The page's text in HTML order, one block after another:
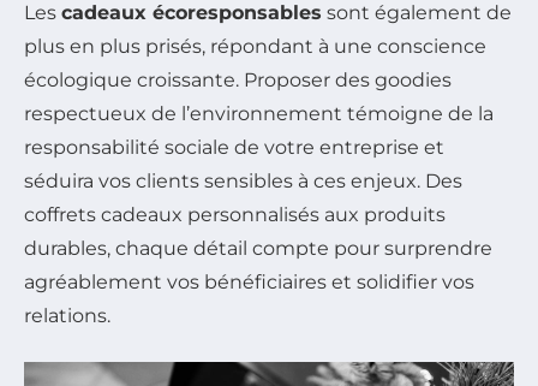
Les cadeaux écoresponsables sont également de
plus en plus prisés, répondant à une conscience
écologique croissante. Proposer des goodies
respectueux de l’environnement témoigne de la
responsabilité sociale de votre entreprise et
séduira vos clients sensibles à ces enjeux. Des
coffrets cadeaux personnalisés aux produits
durables, chaque détail compte pour surprendre
agréablement vos bénéficiaires et solidifier vos
relations.